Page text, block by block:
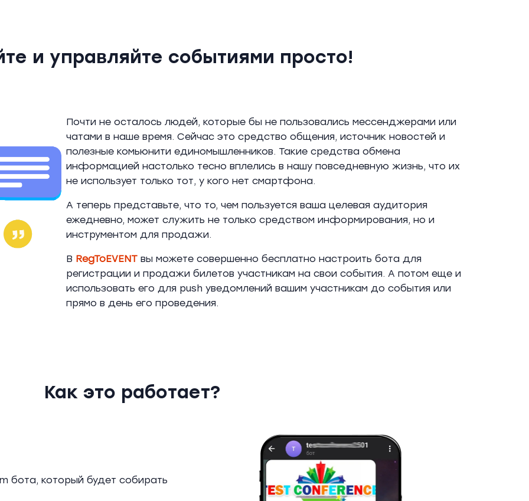
и управляйте событиями просто!
Почти не осталось людей, которые бы не пользовались мессенджерами или
чатами в наше время. Сейчас это средство общения, источник новостей и
полезные комьюнити единомышленников. Такие средства обмена
информацией настолько тесно вплелись в нашу повседневную жизнь, что их
не использует только тот, у кого нет смартфона.
А теперь представьте, что то, чем пользуется ваша целевая аудитория
ежедневно, может служить не только средством информирования, но и
инструментом для продажи.
В RegToEVENT вы можете совершенно бесплатно настроить бота для
регистрации и продажи билетов участникам на свои события. А потом еще и
использовать его для push уведомлений вашим участникам до события или
прямо в день его проведения.
Как это работает?
бота, который будет собирать